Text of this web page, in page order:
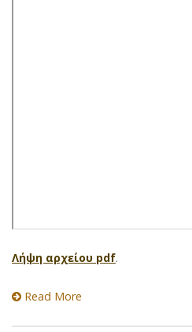
Λήψη αρχείου pdf.
Read More